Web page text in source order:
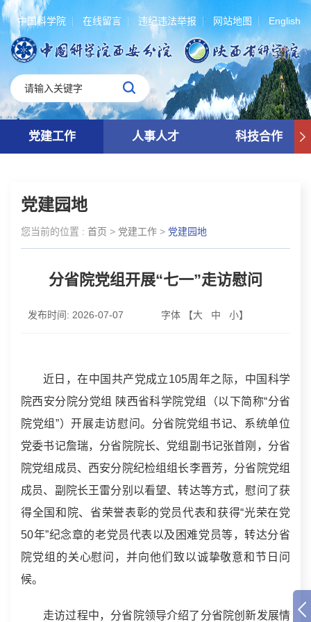
中国科学院 在线留言 违纪违法举报 网站地图 English
党建工作 人事人才 科技合作
党建园地
您当前的位置 : 首页 > 党建工作 > 党建园地
分省院党组开展“七一”走访慰问
发布时间: 2026-07-07 字体 【大 中 小】
近日，在中国共产党成立105周年之际，中国科学
院西安分院分党组 陕西省科学院党组（以下简称“分省
院党组”）开展走访慰问。分省院党组书记、系统单位
党委书记詹瑞，分省院院长、党组副书记张首刚，分省
院党组成员、西安分院纪检组组长李晋芳，分省院党组
成员、副院长王雷分别以看望、转达等方式，慰问了获
得全国和院、省荣誉表彰的党员代表和获得“光荣在党
50年”纪念章的老党员代表以及困难党员等，转达分省
院党组的关心慰问，并向他们致以诚挚敬意和节日问
候。
走访过程中，分省院领导介绍了分省院创新发展情